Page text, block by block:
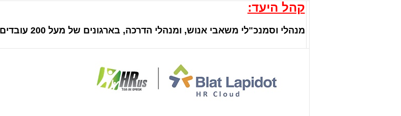
קהל היעד:
מנהלי וסמנכ"לי משאבי אנוש, ומנהלי הדרכה, בארגונים של מעל 200 עובדים.